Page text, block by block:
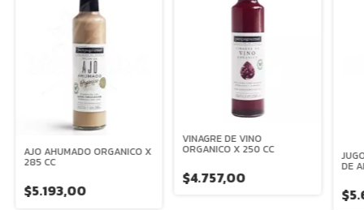
AJO AHUMADO ORGANICO X
285 CC
$5.193,00
VINAGRE DE VINO
ORGANICO X 250 CC
$4.757,00
DE